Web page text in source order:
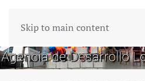
Skip to main content